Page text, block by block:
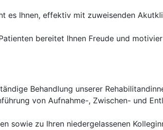
es Ihnen, effektiv mit zuweisenden
bereitet Ihnen Freude und
Behandlung unserer
von Aufnahme-, Zwischen- und
sowie zu Ihren niedergelassenen